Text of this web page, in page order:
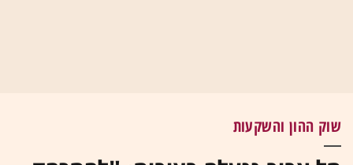
שוק ההון והשקעות